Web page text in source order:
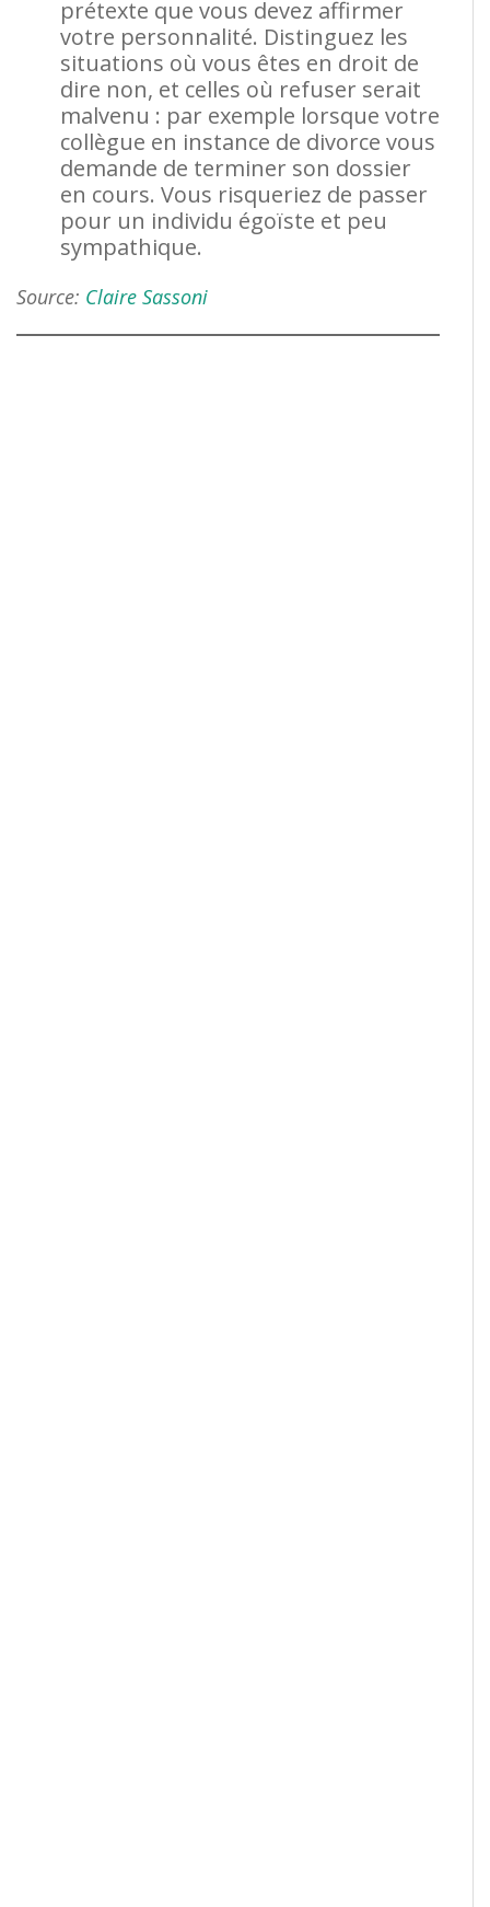
prétexte que vous devez affirmer
votre personnalité. Distinguez les
situations où vous êtes en droit de
dire non, et celles où refuser serait
malvenu : par exemple lorsque votre
collègue en instance de divorce vous
demande de terminer son dossier
en cours. Vous risqueriez de passer
pour un individu égoïste et peu
sympathique.
Source: Claire Sassoni